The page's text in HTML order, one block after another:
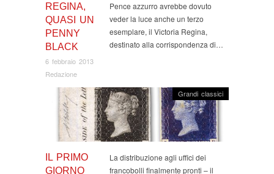
REGINA,
QUASI UN
PENNY
BLACK
6 febbraio 2013
Redazione
Pence azzurro avrebbe dovuto
veder la luce anche un terzo
esemplare, il Victoria Regina,
destinato alla corrispondenza di…
IL PRIMO
GIORNO
Grandi classici
La distribuzione agli uffici dei
francobolli finalmente pronti – il